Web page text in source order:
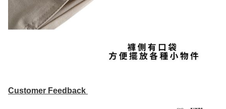
Customer Feedback